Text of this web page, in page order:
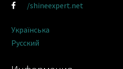
/shineexpert.net
Українська
Русский